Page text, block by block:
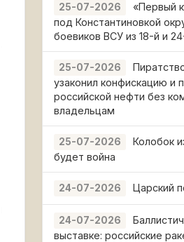
25-07-2026
«Первый
под Константиновкой
боевиков ВСУ из 18-й и
25-07-2026
узаконил конфискацию и
российской нефти без
владельцам
25-07-2026
Колобок
будет война
24-07-2026 Царский
24-07-2026
выставке: российские